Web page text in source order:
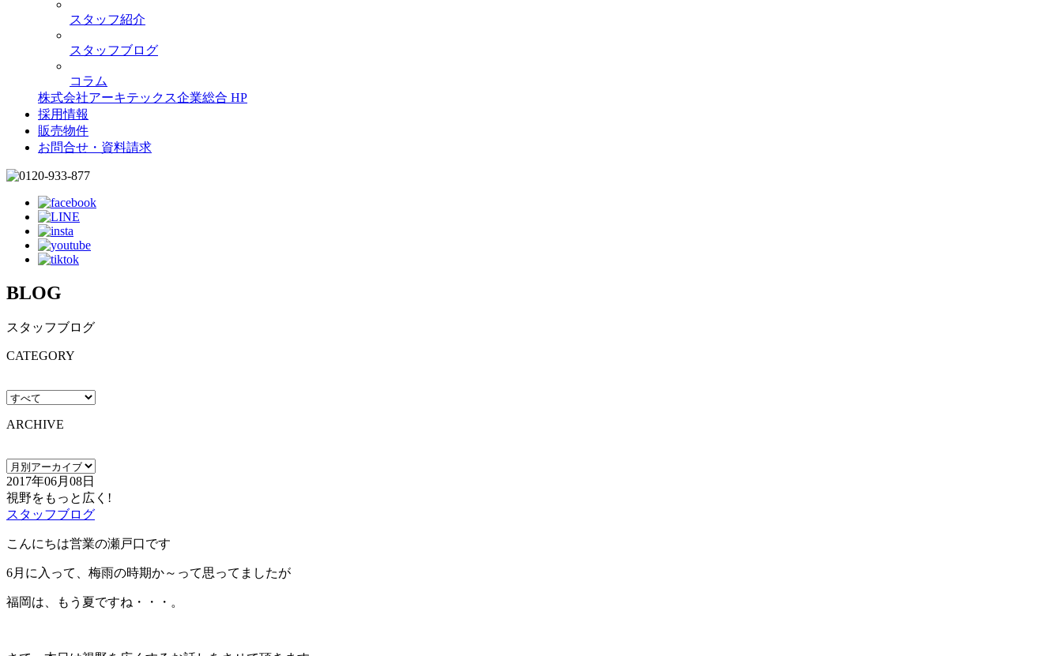
スタッフ紹介
スタッフブログ
コラム
株式会社アーキテックス企業総合 HP
採用情報
販売物件
お問合せ・資料請求
BLOG
スタッフブログ
CATEGORY
ARCHIVE
2017年06月08日
視野をもっと広く!
スタッフブログ
こんにちは営業の瀬戸口です
6月に入って、梅雨の時期か～って思ってましたが
福岡は、もう夏ですね・・・。